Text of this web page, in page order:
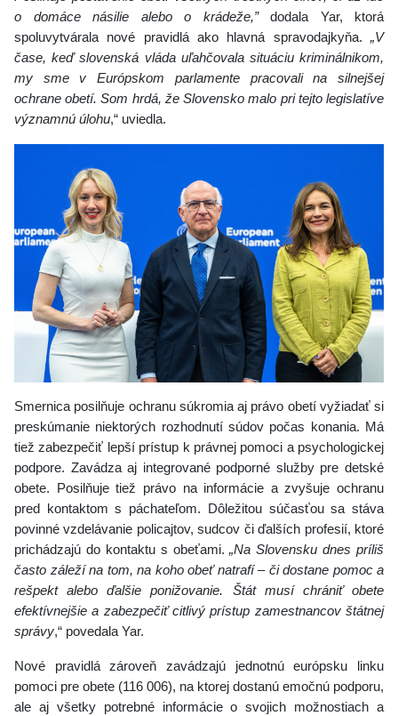
o domáce násilie alebo o krádeže,”dodala Yar, ktorá
spoluvytvárala nové pravidlá ako hlavná spravodajkyňa. „V
čase, keď slovenská vláda uľahčovala situáciu kriminálnikom,
my sme v Európskom parlamente pracovali na silnejšej
ochrane obetí. Som hrdá, že Slovensko malo pri tejto legislatíve
významnú úlohu,“ uviedla.
Smernica posilňuje ochranu súkromia aj právo obetí vyžiadať si
preskúmanie niektorých rozhodnutí súdov počas konania. Má
tiež zabezpečiť lepší prístup k právnej pomoci a psychologickej
podpore. Zavádza aj integrované podporné služby pre detské
obete. Posilňuje tiež právo na informácie a zvyšuje ochranu
pred kontaktom s páchateľom. Dôležitou súčasťou sa stáva
povinné vzdelávanie policajtov, sudcov či ďalších profesií, ktoré
prichádzajú do kontaktu s obeťami.„Na Slovensku dnes príliš
často záleží na tom, na koho obeť natrafí – či dostane pomoc a
rešpekt alebo ďalšie ponižovanie. Štát musí chrániť obete
efektívnejšie a zabezpečiť citlivý prístup zamestnancov štátnej
správy,“ povedala Yar.
Nové pravidlá zároveň zavádzajú jednotnú európsku linku
pomoci pre obete (116 006), na ktorej dostanú emočnú podporu,
ale aj všetky potrebné informácie o svojich možnostiach a